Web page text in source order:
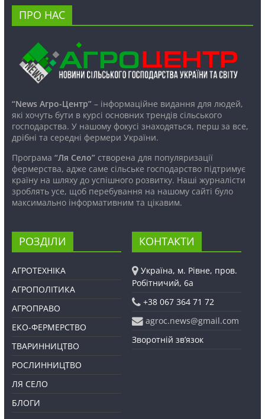
ПРО НАС
“News Агро-Центр”– інформаційне видання для людей,
які хочуть бути в курсі основних трендів сільського
господарства. У нашому фокусі знаходяться, перш за все,
дрібні та середні фермери України.
Програма “Ля Село”створена для популяризації
фермерства, адже саме сільське господарство підтримує
країну на шляху до успішного розвитку. Наші журналісти
зроблять усе, щоб перебування на нашому сайті було
максимально інформативним та цікавим.
РОЗДІЛИ
АГРОТЕХНІКА
АГРОПОЛІТИКА
АГРОПРАВО
ЕКО-ФЕРМЕРСТВО
ТВАРИННИЦТВО
РОСЛИННИЦТВО
ЛЯ СЕЛО
БЛОГИ
КОНТАКТИ
Україна, м. Рівне, пров.
Робітничий, 6а
+38 067 364 71 72
agroc.news@gmail.com
Зворотній зв’язок